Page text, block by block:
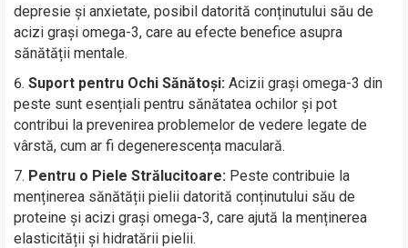
depresie și anxietate, posibil datorită conținutului său de
acizi grași omega-3, care au efecte benefice asupra
sănătății mentale.
Suport pentru Ochi Sănătoși: Acizii grași omega-3 din
peste sunt esențiali pentru sănătatea ochilor și pot
contribui la prevenirea problemelor de vedere legate de
vârstă, cum ar fi degenerescența maculară.
Pentru o Piele Strălucitoare: Peste contribuie la
menținerea sănătății pielii datorită conținutului său de
proteine și acizi grași omega-3, care ajută la menținerea
elasticității și hidratării pielii.